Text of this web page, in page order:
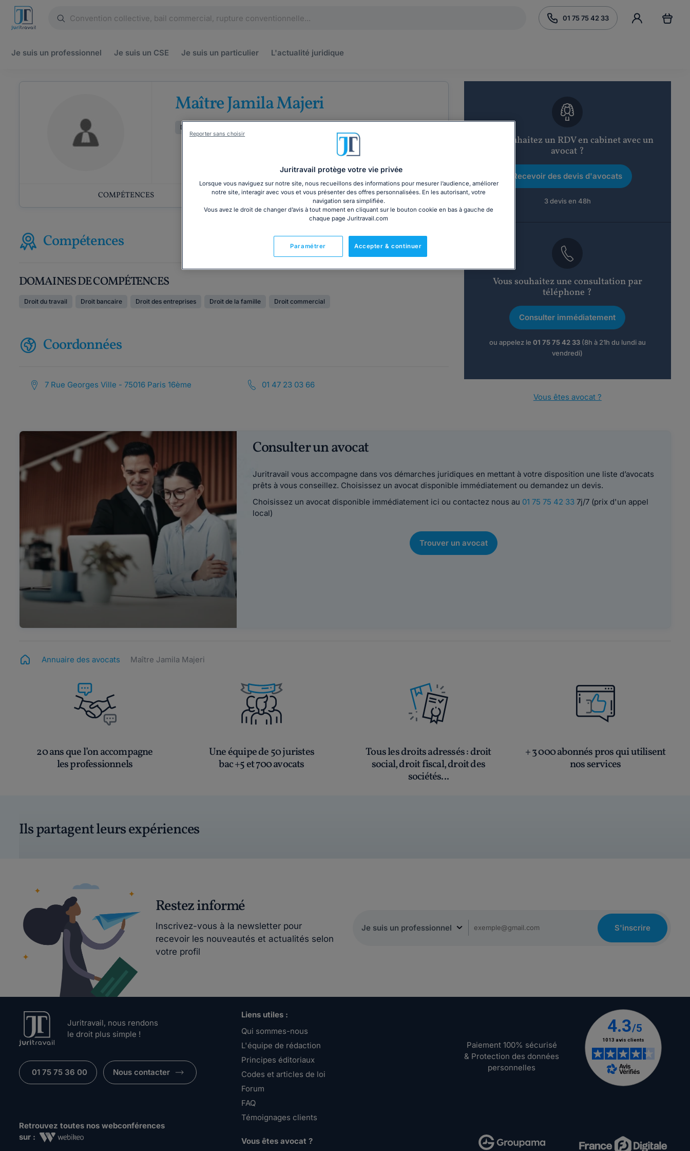
01 75 75 42 33
Je suis un professionnel Je suis un CSE Je suis un particulier L'actualité juridique
Maître Jamila Majeri
Droit de la famille
COMPÉTENCES COORDONNÉES
Compétences
DOMAINES DE COMPÉTENCES
Droit du travail Droit bancaire Droit des entreprises Droit de la famille Droit commercial
Coordonnées
7 Rue Georges Ville - 75016 Paris 16ème 01 47 23 03 66
Vous souhaitez un RDV en cabinet avec un
avocat ?
Recevoir des devis d'avocats
3 devis en 48h
Vous souhaitez une consultation par
téléphone ?
Consulter immédiatement
ou appelez le 01 75 75 42 33(8h à 21h du lundi au
vendredi)
Vous êtes avocat ?
Consulter un avocat
Juritravail vous accompagne dans vos démarches juridiques en mettant à votre disposition une liste d’avocats
prêts à vous conseillez. Choisissez un avocat disponible immédiatement ou demandez un devis.
Choisissez un avocat disponible immédiatement ici ou contactez nous au 01 75 75 42 337j/7 (prix d'un appel
local)
Trouver un avocat
Annuaire des avocats Maître Jamila Majeri
20 ans que l’on accompagne
les professionnels
Une équipe de 50 juristes
bac +5 et 700 avocats
Tous les droits adressés: droit
social, droit fiscal, droit des
sociétés...
+ 3 000 abonnés pros qui utilisent
nos services
Ils partagent leurs expériences
Restez informé
Inscrivez-vous à la newsletter pour
recevoir les nouveautés et actualités selon
votre profil
S'inscrire
Juritravail, nous rendons
le droit plus simple !
01 75 75 36 00 Nous contacter
Retrouvez toutes nos webconférences
sur :
Liens utiles :
Qui sommes-nous
L'équipe de rédaction
Principes éditoriaux
Codes et articles de loi
Forum
FAQ
Témoignages clients
Vous êtes avocat ?
Paiement 100% sécurisé
& Protection des données
personnelles
Juritravail protège votre vie privée
Lorsque vous naviguez sur notre site, nous recueillons des informations pour mesurer l’audience, améliorer
notre site, interagir avec vous et vous présenter des offres personnalisées. En les autorisant, votre
navigation sera simplifiée.
Vous avez le droit de changer d’avis à tout moment en cliquant sur le bouton cookie en bas à gauche de
chaque page Juritravail.com
Accepter & continuer
Paramétrer
Reporter sans choisir